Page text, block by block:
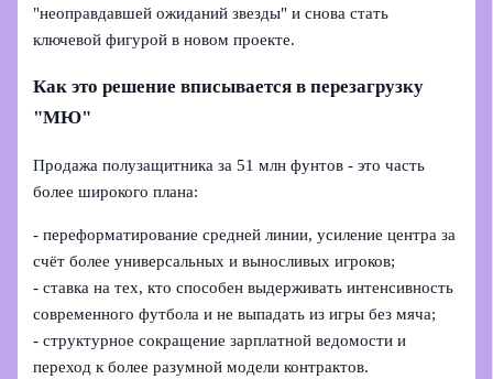
"неоправдавшей ожиданий звезды" и снова стать
ключевой фигурой в новом проекте.
Как это решение вписывается в перезагрузку
"МЮ"
Продажа полузащитника за 51 млн фунтов - это часть
более широкого плана:
- переформатирование средней линии, усиление центра за
счёт более универсальных и выносливых игроков;
- ставка на тех, кто способен выдерживать интенсивность
современного футбола и не выпадать из игры без мяча;
- структурное сокращение зарплатной ведомости и
переход к более разумной модели контрактов.